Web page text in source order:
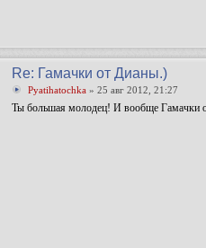
Re: Гамачки от Дианы.)
Pyatihatochka » 25 авг 2012, 21:27
Ты большая молодец! И вообще Гамачки